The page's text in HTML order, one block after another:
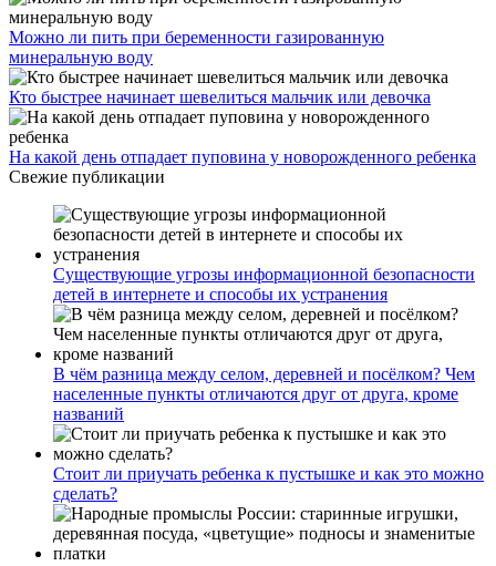
Можно ли пить при беременности газированную
минеральную воду
Кто быстрее начинает шевелиться мальчик или девочка
На какой день отпадает пуповина у новорожденного ребенка
Свежие публикации
Существующие угрозы информационной безопасности
детей в интернете и способы их устранения
В чём разница между селом, деревней и посёлком? Чем
населенные пункты отличаются друг от друга, кроме
названий
Стоит ли приучать ребенка к пустышке и как это можно
сделать?